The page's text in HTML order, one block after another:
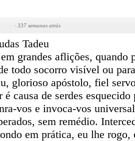
· 337 semanas atrás
Tadeu
grandes aflições, quando
todo socorro visível ou
glorioso apóstolo, fiel
é causa de serdes
vos e invoca-vos
sem remédio.
em prática, eu lhe